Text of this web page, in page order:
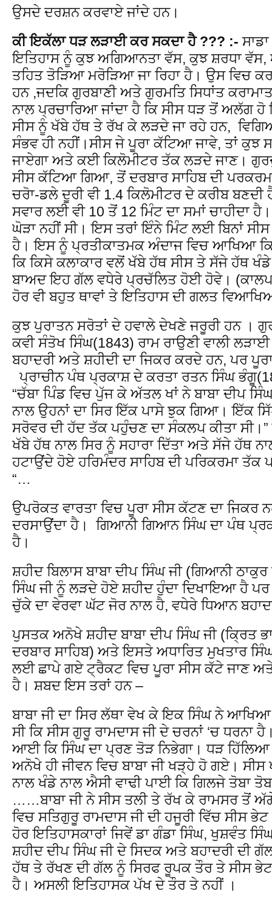
ਉਸਦੇ ਦਰਸ਼ਨ ਕਰਵਾਏ ਜਾਂਦੇ ਹਨ।
ਕੀ ਇਕੱਲਾ ਧੜ ਲੜਾਈ ਕਰ ਸਕਦਾ ਹੈ ??? :-
ਇਤਿਹਾਸ ਨੂੰ ਕੁਝ ਅਗਿਆਨਤਾ ਵੱਸ, ਕੁਝ ਸ਼ਰਧਾ ਵੱਸ,
ਤਹਿਤ ਤੋੜਿਆ ਮਰੋੜਿਆ ਜਾ ਰਿਹਾ ਹੈ। ਉਸ ਵਿਚ
ਹਨ ,ਜਦਕਿ ਗੁਰਬਾਣੀ ਅਤੇ ਗੁਰਮਤਿ ਸਿਧਾਂਤ
ਨਾਲ ਪ੍ਰਚਾਰਿਆ ਜਾਂਦਾ ਹੈ ਕਿ ਸੀਸ ਧੜ ਤੋਂ ਅਲੱਗ
ਸੀਸ ਨੂੰ ਖੱਬੇ ਹੱਥ ਤੇ ਰੱਖ ਕੇ ਲੜਦੇ ਜਾ ਰਹੇ ਹਨ,
ਸੰਭਵ ਹੀ ਨਹੀਂ।ਸੀਸ ਜੇ ਪੂਰਾ ਕੱਟਿਆ ਜਾਵੇ, ਤਾਂ ਕੁਝ
ਜਾਏਗਾ ਅਤੇ ਕਈ ਕਿਲੋਮੀਟਰ ਤੱਕ ਲੜਦੇ ਜਾਣ।
ਸੀਸ ਕੱਟਿਆ ਗਿਆ, ਤੋਂ ਦਰਬਾਰ ਸਾਹਿਬ ਦੀ
ਚਰੋਾ-ਡਲੇ ਦੂਰੀ ਵੀ 1.4 ਕਿਲੋਮੀਟਰ ਦੇ ਕਰੀਬ
ਸਵਾਰ ਲਈ ਵੀ 10 ਤੋਂ 12 ਮਿੰਟ ਦਾ ਸਮਾਂ ਚਾਹੀਦਾ
ਘੋੜਾ ਨਹੀਂ ਸੀ। ਇਸ ਤਰਾਂ ਇੰਨੇ ਮਿੰਟ ਲਈ ਬਿਨਾਂ
ਹੈ। ਇਸ ਨੂੰ ਪ੍ਰਤੀਕਾਤਮਕ ਅੰਦਾਜ ਵਿਚ ਆਖਿਆ
ਕਿ ਕਿਸੇ ਕਲਾਕਾਰ ਵਲੋਂ ਖੱਬੇ ਹੱਥ ਸੀਸ ਤੇ ਸੱਜੇ ਹੱਥ
ਬਾਅਦ ਇਹ ਗੱਲ ਵਧੇਰੇ ਪ੍ਰਚੱਲਿਤ ਹੋਈ ਹੋਵੇ।
ਹੋਰ ਵੀ ਬਹੁਤ ਥਾਵਾਂ ਤੇ ਇਤਿਹਾਸ ਦੀ ਗਲਤ
ਕੁਝ ਪੁਰਾਤਨ ਸਰੋਤਾਂ ਦੇ ਹਵਾਲੇ ਦੇਖਣੇ ਜਰੂਰੀ ਹਨ ।
ਕਵੀ ਸੰਤੋਖ ਸਿੰਘ(1843) ਰਾਮ ਰਾਉਣੀ ਵਾਲੀ
ਬਹਾਦਰੀ ਅਤੇ ਸ਼ਹੀਦੀ ਦਾ ਜਿਕਰ ਕਰਦੇ ਹਨ, ਪਰ
ਪ੍ਰਾਚੀਨ ਪੰਥ ਪ੍ਰਕਾਸ਼ ਦੇ ਕਰਤਾ ਰਤਨ ਸਿੰਘ
“ਚੱਬਾ ਪਿੰਡ ਵਿਚ ਪੁੱਜ ਕੇ ਅੱਤਲ ਖਾਂ ਨੇ ਬਾਬਾ ਦੀਪ
ਨਾਲ ਉਹਨਾਂ ਦਾ ਸਿਰ ਇੱਕ ਪਾਸੇ ਝੁਕ ਗਿਆ। ਇੱਕ
ਸਰੋਵਰ ਦੀ ਹੱਦ ਤੱਕ ਪਹੁੰਚਣ ਦਾ ਸੰਕਲਪ ਕੀਤਾ
ਖੱਬੇ ਹੱਥ ਨਾਲ ਸਿਰ ਨੂੰ ਸਹਾਰਾ ਦਿੱਤਾ ਅਤੇ ਸੱਜੇ ਹੱਥ
ਹਟਾਉਂਦੇ ਹੋਏ ਹਰਿਮੰਦਰ ਸਾਹਿਬ ਦੀ ਪਰਿਕਰਮਾ
“…
ਉਪਰੋਕਤ ਵਾਰਤਾ ਵਿਚ ਪੂਰਾ ਸੀਸ ਕੱਟਣ ਦਾ ਜਿਕਰ
ਦਰਸਾਉਂਦਾ ਹੈ। ਗਿਆਨੀ ਗਿਆਨ ਸਿੰਘ ਦਾ ਪੰਥ
ਹੈ।
ਸ਼ਹੀਦ ਬਿਲਾਸ ਬਾਬਾ ਦੀਪ ਸਿੰਘ ਜੀ (ਗਿਆਨੀ
ਸਿੰਘ ਜੀ ਨੂੰ ਲੜਦੇ ਹੋਏ ਸ਼ਹੀਦ ਹੁੰਦਾ ਦਿਖਾਇਆ ਹੈ
ਚੁੱਕੇ ਦਾ ਵੇਰਵਾ ਘੱਟ ਜੋਰ ਨਾਲ ਹੈ, ਵਧੇਰੇ ਧਿਆਨ
ਪੁਸਤਕ ਅਨੋਖੇ ਸ਼ਹੀਦ ਬਾਬਾ ਦੀਪ ਸਿੰਘ ਜੀ (ਕ੍ਰਿਤ
ਦਰਬਾਰ ਸਾਹਿਬ) ਅਤੇ ਇਸਤੇ ਅਧਾਰਿਤ ਮੁਖਤਾਰ
ਲਈ ਛਾਪੇ ਗਏ ਟ੍ਰੈਕਟ ਵਿਚ ਪੂਰਾ ਸੀਸ ਕੱਟੇ ਜਾਣ
ਹੈ। ਸ਼ਬਦ ਇਸ ਤਰਾਂ ਹਨ –
ਬਾਬਾ ਜੀ ਦਾ ਸਿਰ ਲੱਥਾ ਵੇਖ ਕੇ ਇਕ ਸਿੰਘ ਨੇ ਆਖਿਆ
ਸੀ ਕਿ ਸੀਸ ਗੁਰੂ ਰਾਮਦਾਸ ਜੀ ਦੇ ਚਰਨਾਂ ‘ਚ
ਆਈ ਕਿ ਸਿੰਘ ਦਾ ਪ੍ਰਣ ਤੋੜ ਨਿਭੇਗਾ। ਧੜ ਹਿੱਲਿਆ
ਅਨੋਖੇ ਹੀ ਜੀਵਨ ਵਿਚ ਬਾਬਾ ਜੀ ਖੜ੍ਹੇ ਹੋ ਗਏ।
ਨਾਲ ਖੰਡੇ ਨਾਲ ਐਸੀ ਵਾਢੀ ਪਾਈ ਕਿ ਗਿਲਜੇ ਤੋਬਾ
……ਬਾਬਾ ਜੀ ਨੇ ਸੀਸ ਤਲੀ ਤੇ ਰੱਖ ਕੇ ਰਾਮਸਰ ਤੋਂ
ਵਿਚ ਸਤਿਗੁਰੂ ਰਾਮਦਾਸ ਜੀ ਦੀ ਹਜੂਰੀ ਵਿੱਚ ਸੀਸ
ਹੋਰ ਇਤਿਹਾਸਕਾਰਾਂ ਜਿਵੇਂ ਡਾ ਗੰਡਾ ਸਿੰਘ, ਖੁਸ਼ਵੰਤ
ਸ਼ਹੀਦ ਦੀਪ ਸਿੰਘ ਜੀ ਦੇ ਸਿਦਕ ਅਤੇ ਬਹਾਦਰੀ ਦੀ
ਹੱਥ ਤੇ ਰੱਖਣ ਦੀ ਗੱਲ ਨੂੰ ਸਿਰਫ ਰੂਪਕ ਤੌਰ ਤੇ ਸੀਸ
ਹੈ। ਅਸਲੀ ਇਤਿਹਾਸਕ ਪੱਖ ਦੇ ਤੌਰ ਤੇ ਨਹੀਂ ।